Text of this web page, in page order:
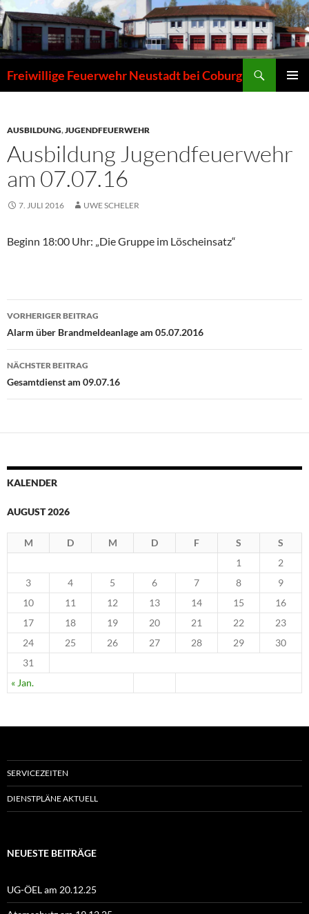
Zum
Inhalt
springen
Freiwillige Feuerwehr Neustadt bei Coburg
AUSBILDUNG,JUGENDFEUERWEHR
Ausbildung Jugendfeuerwehr
am 07.07.16
7. JULI 2016 UWE SCHELER
Beginn 18:00 Uhr: „Die Gruppe im Löscheinsatz“
Beitragsnavigation
VORHERIGER BEITRAG
Alarm über Brandmeldeanlage am 05.07.2016
NÄCHSTER BEITRAG
Gesamtdienst am 09.07.16
KALENDER
AUGUST 2026
M D M D F S S
« Jan.
1
2
3
4 5 6 7 8
9
10
11 12 13 14 15
16
17
18 19 20 21 22
23
24
25 26 27 28 29
30
31
SERVICEZEITEN
DIENSTPLÄNE AKTUELL
NEUESTE BEITRÄGE
UG-ÖEL am 20.12.25